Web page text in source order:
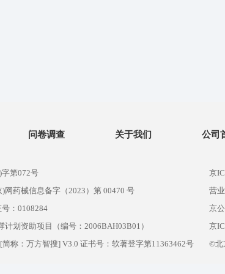
问卷调查 关于我们 公司
第072号
药械信息备字（2023）第 00470 号
：0108284
划资助项目（编号：2006BAH03B01）
称：万方智搜] V3.0 证书号：软著登字第11363462号
京
营
京
京
©北